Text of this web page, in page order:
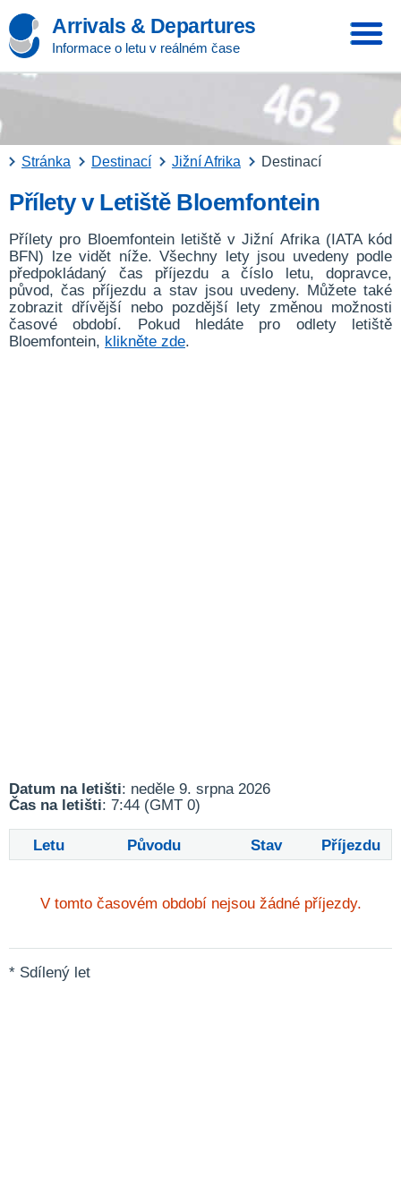
Arrivals & Departures
Informace o letu v reálném čase
Stránka Destinací Jižní Afrika Destinací
Přílety v Letiště Bloemfontein
Přílety pro Bloemfontein letiště v Jižní Afrika (IATA kód
BFN) lze vidět níže. Všechny lety jsou uvedeny podle
předpokládaný čas příjezdu a číslo letu, dopravce,
původ, čas příjezdu a stav jsou uvedeny. Můžete také
zobrazit dřívější nebo pozdější lety změnou možnosti
časové období. Pokud hledáte pro odlety letiště
Bloemfontein, klikněte zde.
Datum na letišti: neděle 9. srpna 2026
Čas na letišti: 7:44 (GMT 0)
Letu Původu Stav Příjezdu
V tomto časovém období nejsou žádné příjezdy.
* Sdílený let